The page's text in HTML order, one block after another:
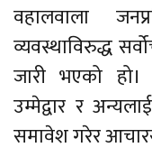
वहालवाला
व्यवस्थाविरुद्ध
जारी भएको
उम्मेद्वार र
समावेश गरेर